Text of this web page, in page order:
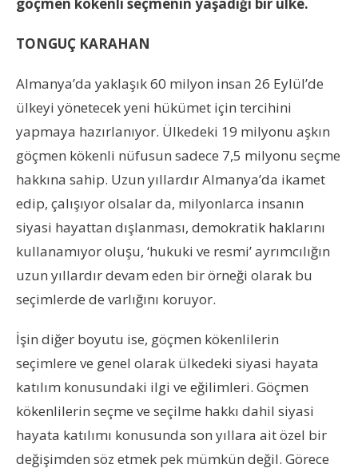
TONGUÇ KARAHAN
Almanya’da yaklaşık 60 milyon insan 26 Eylül’de
ülkeyi yönetecek yeni hükümet için tercihini
yapmaya hazırlanıyor. Ülkedeki 19 milyonu aşkın
göçmen kökenli nüfusun sadece 7,5 milyonu seçme
hakkına sahip. Uzun yıllardır Almanya’da ikamet
edip, çalışıyor olsalar da, milyonlarca insanın
siyasi hayattan dışlanması, demokratik haklarını
kullanamıyor oluşu, ‘hukuki ve resmi’ ayrımcılığın
uzun yıllardır devam eden bir örneği olarak bu
seçimlerde de varlığını koruyor.
İşin diğer boyutu ise, göçmen kökenlilerin
seçimlere ve genel olarak ülkedeki siyasi hayata
katılım konusundaki ilgi ve eğilimleri. Göçmen
kökenlilerin seçme ve seçilme hakkı dahil siyasi
hayata katılımı konusunda son yıllara ait özel bir
değişimden söz etmek pek mümkün değil. Görece